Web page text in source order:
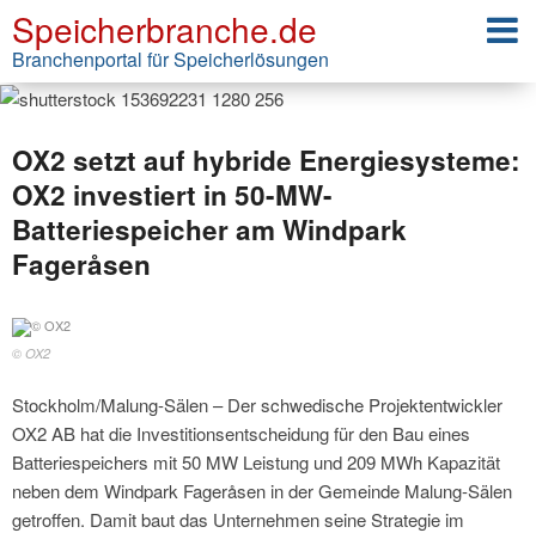
Speicherbranche.de
Branchenportal für Speicherlösungen
OX2 setzt auf hybride Energiesysteme:
OX2 investiert in 50-MW-
Batteriespeicher am Windpark
Fageråsen
© OX2
Stockholm/Malung-Sälen – Der schwedische Projektentwickler
OX2 AB hat die Investitionsentscheidung für den Bau eines
Batteriespeichers mit 50 MW Leistung und 209 MWh Kapazität
neben dem Windpark Fageråsen in der Gemeinde Malung-Sälen
getroffen. Damit baut das Unternehmen seine Strategie im